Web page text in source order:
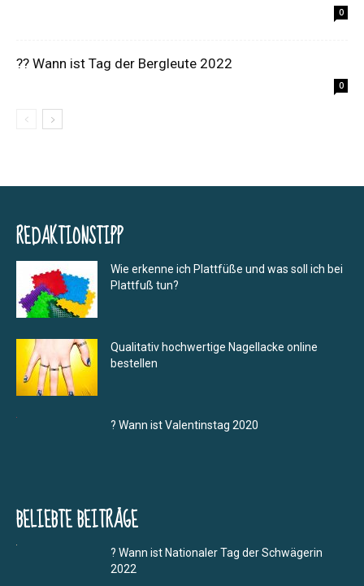
0
?‍? Wann ist Tag der Bergleute 2022
0
REDAKTIONSTIPP
Wie erkenne ich Plattfüße und was soll ich bei
Plattfuß tun?
Qualitativ hochwertige Nagellacke online
bestellen
? Wann ist Valentinstag 2020
BELIEBTE BEITRÄGE
? Wann ist Nationaler Tag der Schwägerin
2022